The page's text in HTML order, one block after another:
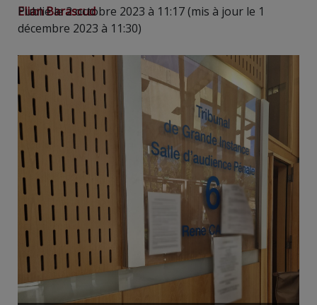
Elian Barascud
Publié le 2 octobre 2023 à 11:17 (mis à jour le 1
décembre 2023 à 11:30)